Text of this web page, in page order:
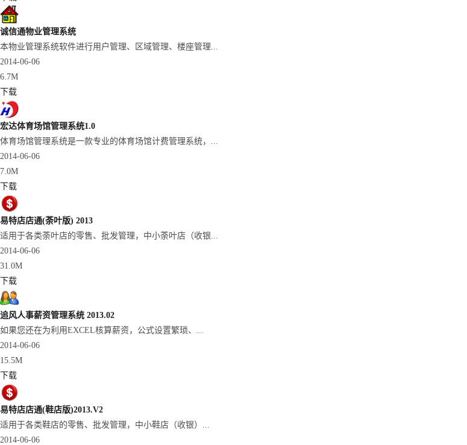
诚信通物业管理系统
本物业管理系统软件进行用户管理、区域管理、楼座管理...
2014-06-06
6.7M
下载
宏达体育场馆管理系统1.0
体育场馆管理系统是一款专业的体育场馆计费管理系统，...
2014-06-06
7.0M
下载
易特店店通(荼叶版) 2013
适用于各类荼叶店的零售、批发管理，中小荼叶店（收银...
2014-06-06
31.0M
下载
追风人事薪资管理系统 2013.02
如果您还在为利用EXCEL核算薪资，公式设置繁琐、...
2014-06-06
15.5M
下载
易特店店通(鞋店版)2013.V2
适用于各类鞋店的零售、批发管理，中小鞋店（收银）...
2014-06-06